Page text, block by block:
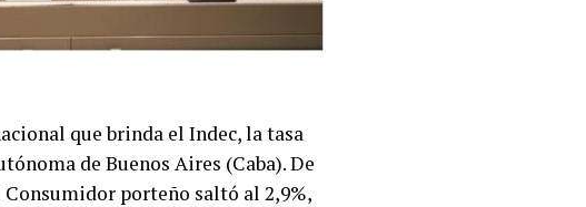
que brinda el Indec, la tasa
de Buenos Aires (Caba). De
porteño saltó al 2,9%,